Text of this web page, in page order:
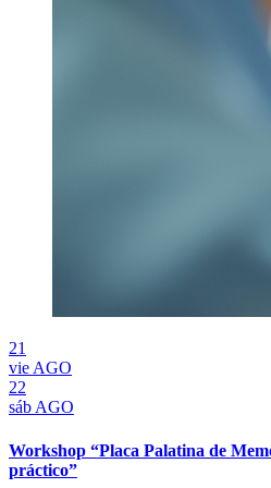
21
vie AGO
22
sáb AGO
Workshop “Placa Palatina de
práctico”